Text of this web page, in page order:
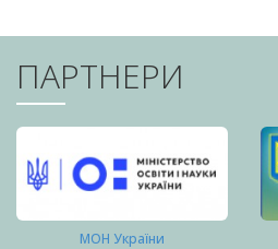
ПАРТНЕРИ
МОН України